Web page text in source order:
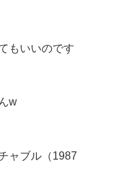
もいいのです
w
ャブル（1987